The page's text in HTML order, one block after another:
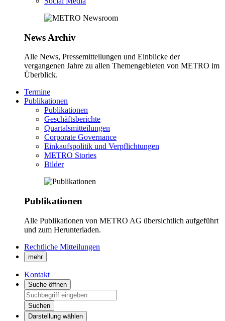
News Archiv
Alle News, Pressemitteilungen und Einblicke der
vergangenen Jahre zu allen Themengebieten von METRO im
Überblick.
Termine
Publikationen
Publikationen
Geschäftsberichte
Quartalsmitteilungen
Corporate Governance
Einkaufspolitik und Verpflichtungen
METRO Stories
Bilder
Publikationen
Alle Publikationen von METRO AG übersichtlich aufgeführt
und zum Herunterladen.
Rechtliche Mitteilungen
mehr
Kontakt
Suche öffnen
Suchen
Darstellung wählen